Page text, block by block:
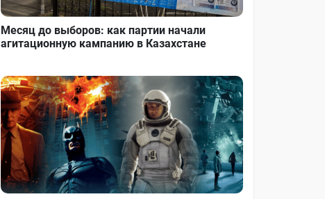
Месяц до выборов: как партии начали
агитационную кампанию в Казахстане